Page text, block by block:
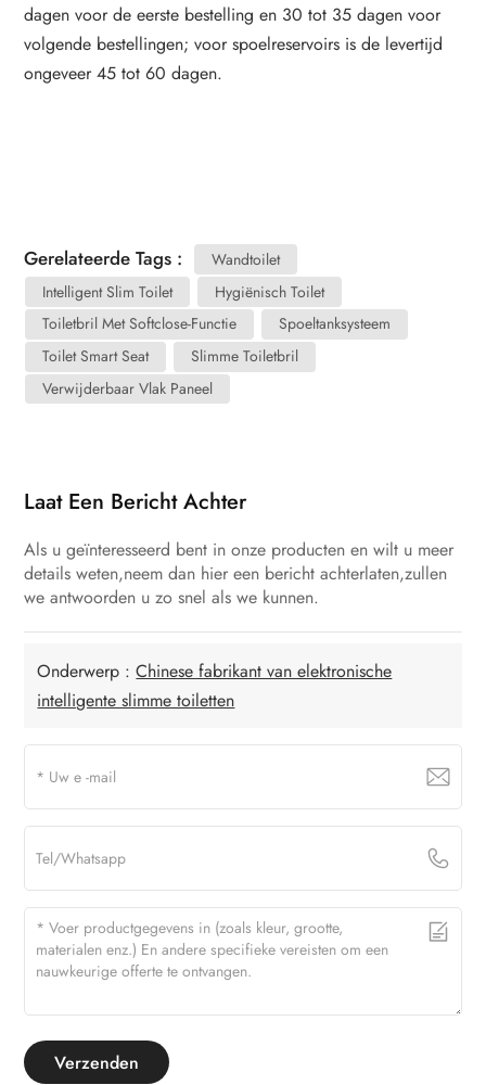
dagen voor de eerste bestelling en 30 tot 35 dagen voor
volgende bestellingen; voor spoelreservoirs is de levertijd
ongeveer 45 tot 60 dagen.
Gerelateerde Tags :
Wandtoilet
Intelligent Slim Toilet
Hygiënisch Toilet
Toiletbril Met Softclose-Functie
Spoeltanksysteem
Toilet Smart Seat
Slimme Toiletbril
Verwijderbaar Vlak Paneel
Laat Een Bericht Achter
Als u geïnteresseerd bent in onze producten en wilt u meer
details weten,neem dan hier een bericht achterlaten,zullen
we antwoorden u zo snel als we kunnen.
Onderwerp :Chinese fabrikant van elektronische
intelligente slimme toiletten
Verzenden